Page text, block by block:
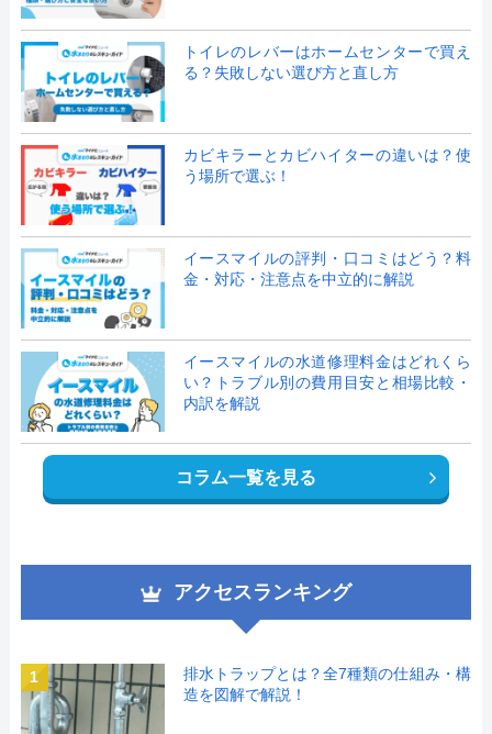
トイレのレバーはホームセンターで買え
る？失敗しない選び方と直し方
カビキラーとカビハイターの違いは？使
う場所で選ぶ！
イースマイルの評判・口コミはどう？料
金・対応・注意点を中立的に解説
イースマイルの水道修理料金はどれくら
い？トラブル別の費用目安と相場比較・
内訳を解説
コラム一覧を見る
アクセスランキング
1
排水トラップとは？全7種類の仕組み・構
造を図解で解説！